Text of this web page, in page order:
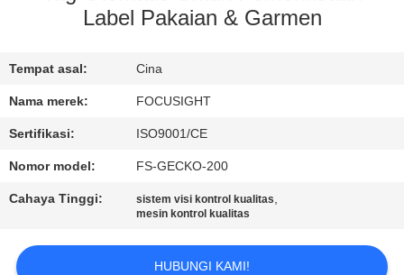
KUALITAS
HUBUNGI
KAMI
BERITA
PERMINTAAN
PENAWARAN
Label Pakaian & Garmen
Tempat asal: Cina
Nama merek: FOCUSIGHT
Sertifikasi: ISO9001/CE
Nomor model: FS-GECKO-200
Cahaya Tinggi: sistem visi kontrol kualitas,
mesin kontrol kualitas
HUBUNGI KAMI!